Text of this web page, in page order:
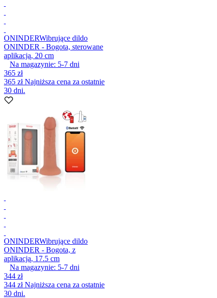
ONINDERWibrujące dildo
ONINDER - Bogota, sterowane
aplikacją, 20 cm
Na magazynie: 5-7 dni
365 zł
365 złNajniższa cena za ostatnie
30 dni.
ONINDERWibrujące dildo
ONINDER - Bogota, z
aplikacją, 17.5 cm
Na magazynie: 5-7 dni
344 zł
344 złNajniższa cena za ostatnie
30 dni.